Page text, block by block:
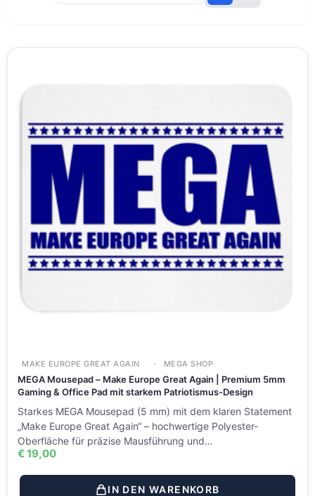
MAKE EUROPE GREAT AGAIN MEGA SHOP
MEGA Mousepad – Make Europe Great Again | Premium 5mm
Gaming & Office Pad mit starkem Patriotismus-Design
Starkes MEGA Mousepad (5 mm) mit dem klaren Statement
„Make Europe Great Again“ – hochwertige Polyester-
Oberfläche für präzise Mausführung und…
€19,00
IN DEN WARENKORB